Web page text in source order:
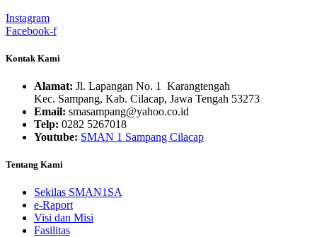
Instagram
Facebook-f
Kontak Kami
Alamat: Jl. Lapangan No. 1 Karangtengah
Kec. Sampang, Kab. Cilacap, Jawa Tengah 53273
Email: smasampang@yahoo.co.id
Telp: 0282 5267018
Youtube: SMAN 1 Sampang Cilacap
Tentang Kami
Sekilas SMAN1SA
e-Raport
Visi dan Misi
Fasilitas